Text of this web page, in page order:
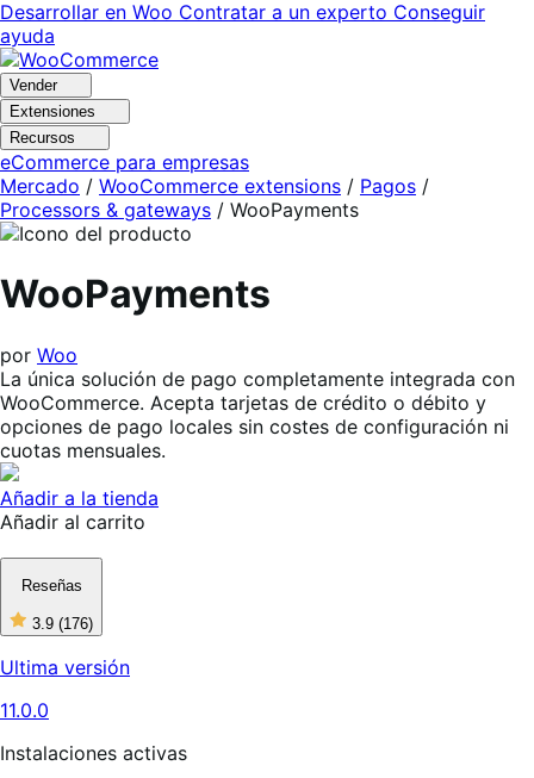
Ir
a
navegación
Saltar
al
contenido
Desarrollar en Woo Contratar a un experto Conseguir
ayuda
Vender
Extensiones
Recursos
eCommerce para empresas
Mercado / WooCommerce extensions / Pagos /
Processors & gateways / WooPayments
WooPayments
por Woo
La única solución de pago completamente integrada con
WooCommerce. Acepta tarjetas de crédito o débito y
opciones de pago locales sin costes de configuración ni
cuotas mensuales.
Añadir a la tienda
Añadir al carrito
Reseñas
3.9 (176)
3
5
Ultima versión
11.0.0
Instalaciones activas